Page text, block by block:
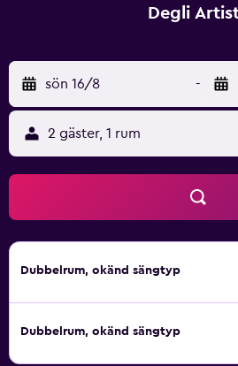
Degli
sön 16/8 -
2 gäster, 1 rum
Dubbelrum, okänd sängtyp
Dubbelrum, okänd sängtyp